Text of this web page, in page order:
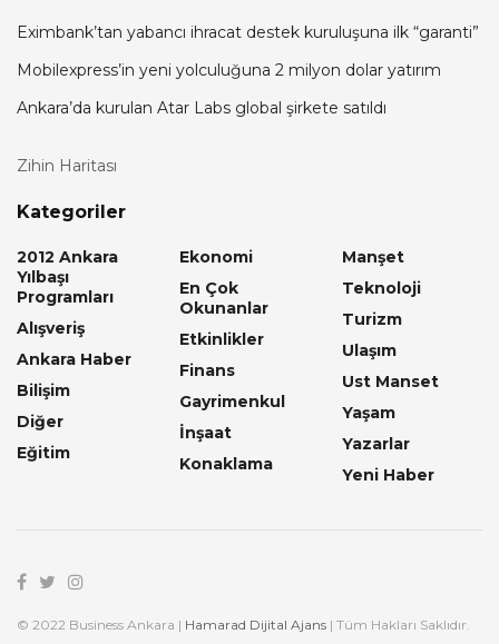
Eximbank’tan yabancı ihracat destek kuruluşuna ilk “garanti”
Mobilexpress’in yeni yolculuğuna 2 milyon dolar yatırım
Ankara’da kurulan Atar Labs global şirkete satıldı
Zihin Haritası
Kategoriler
2012 Ankara
Yılbaşı
Programları
Alışveriş
Ankara Haber
Bilişim
Diğer
Eğitim
Ekonomi
En Çok
Okunanlar
Etkinlikler
Finans
Gayrimenkul
İnşaat
Konaklama
Manşet
Teknoloji
Turizm
Ulaşım
Ust Manset
Yaşam
Yazarlar
Yeni Haber
© 2022 Business Ankara | Hamarad Dijital Ajans | Tüm Hakları Saklıdır.